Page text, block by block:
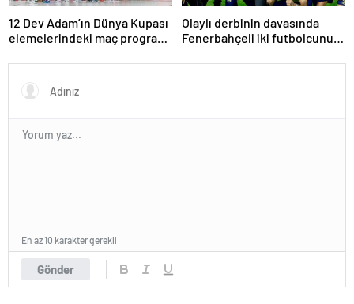
12 Dev Adam’ın Dünya Kupası
elemelerindeki maç programı
Olaylı derbinin davasında
Fenerbahçeli iki futbolcunun
Gönder
En az 10 karakter gerekli